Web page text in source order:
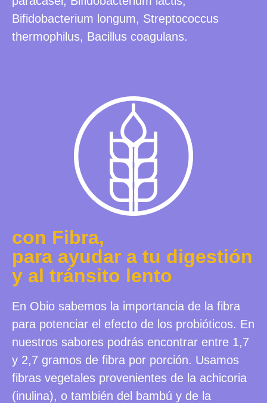
Bifidobacterium longum, Streptococcus
thermophilus, Bacillus coagulans.
con Fibra,
para ayudar a tu digestión
y al tránsito lento
En Obio sabemos la importancia de la fibra
para potenciar el efecto de los probióticos. En
nuestros sabores podrás encontrar entre 1,7
y 2,7 gramos de fibra por porción. Usamos
fibras vegetales provenientes de la achicoria
(inulina), o también del bambú y de la